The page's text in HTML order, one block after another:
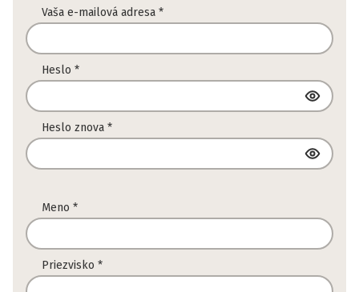
Vaša e-mailová adresa *
Heslo *
Heslo znova *
Meno *
Priezvisko *